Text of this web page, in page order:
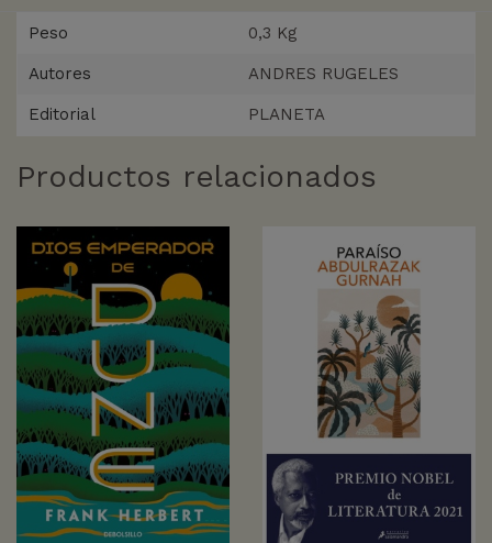
Peso 0,3 Kg
Autores ANDRES RUGELES
Editorial PLANETA
Productos relacionados